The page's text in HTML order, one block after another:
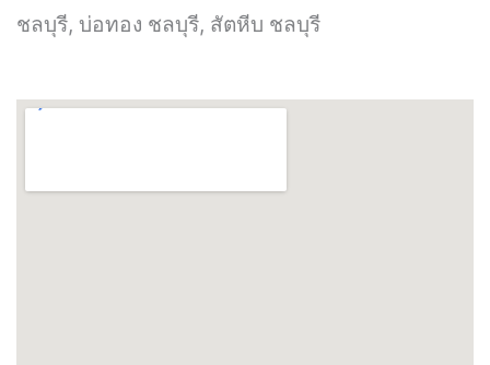
ชลบุรี, บ่อทอง ชลบุรี, สัตหีบ ชลบุรี